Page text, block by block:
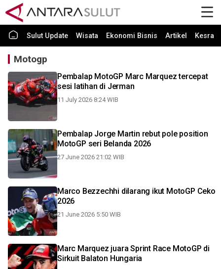
Sulut Update Wisata Ekonomi Bisnis Artikel Kesra
Motogp
Pembalap MotoGP Marc Marquez tercepat
sesi latihan di Jerman
11 July 2026 8:24 WIB
Pembalap Jorge Martin rebut pole position
MotoGP seri Belanda 2026
27 June 2026 21:02 WIB
Marco Bezzechhi dilarang ikut MotoGP Ceko
2026
21 June 2026 5:50 WIB
Marc Marquez juara Sprint Race MotoGP di
Sirkuit Balaton Hungaria